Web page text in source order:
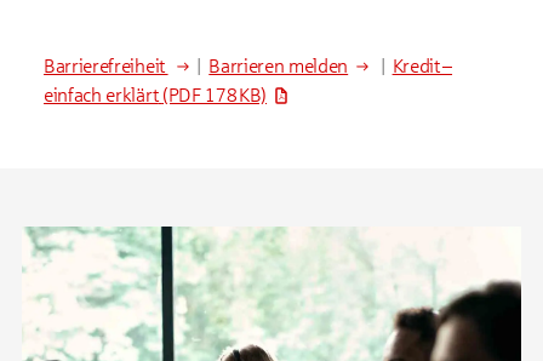
Barrierefreiheit Barrieren melden
Kredit –
einfach erklärt (PDF 178 KB)